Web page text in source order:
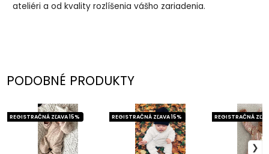
ateliéri a od kvality rozlíšenia vášho zariadenia.
PODOBNÉ PRODUKTY
REGISTRAČNÁ ZĽAVA 15% REGISTRAČNÁ ZĽAVA 15% REGISTRAČNÁ